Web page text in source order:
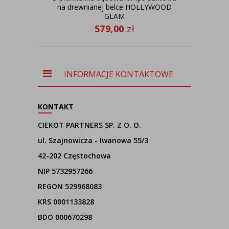
na drewnianej belce HOLLYWOOD
GLAM
579,00 zł
INFORMACJE KONTAKTOWE
KONTAKT
CIEKOT PARTNERS SP. Z O. O.
ul. Szajnowicza - Iwanowa 55/3
42-202 Częstochowa
NIP 5732957266
REGON 529968083
KRS 0001133828
BDO 000670298